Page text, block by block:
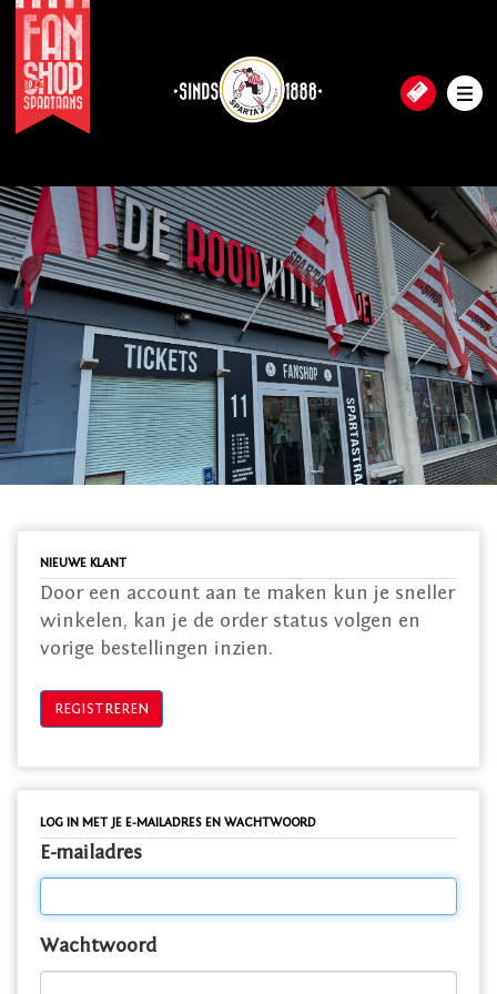
NIEUWE KLANT
Door een account aan te maken kun je sneller
winkelen, kan je de order status volgen en
vorige bestellingen inzien.
LOG IN MET JE E-MAILADRES EN WACHTWOORD
E-mailadres
Wachtwoord